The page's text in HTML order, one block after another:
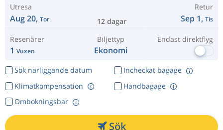
Utresa
Aug 20, Tor 12 dagar
Retur
Sep 1, Tis
Resenärer
1 Vuxen
Biljettyp
Ekonomi
Endast direktflyg
Sök närliggande datum
Incheckat bagage
Klimatkompensation
Ombokningsbar
Handbagage
Sök